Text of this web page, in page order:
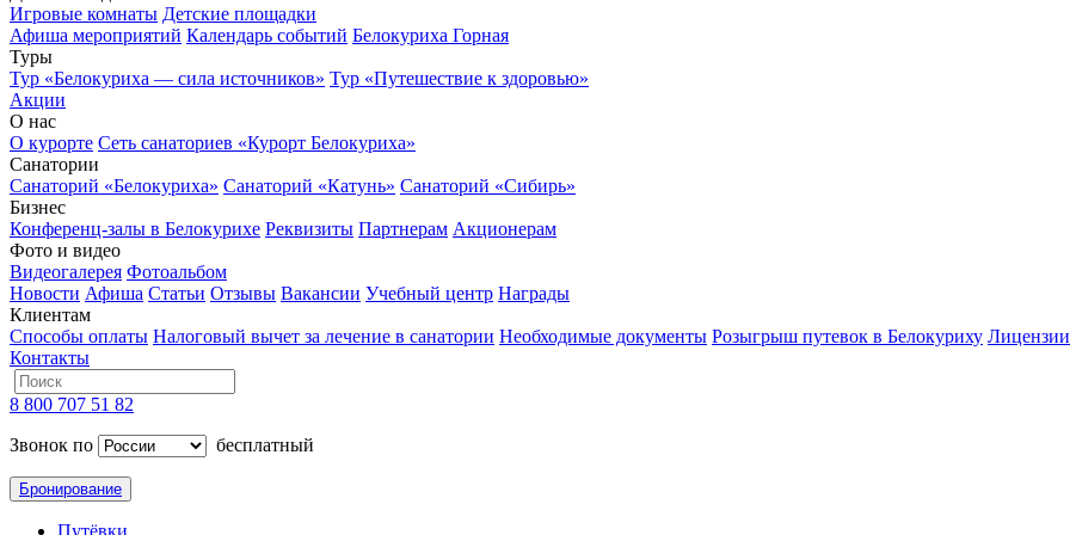
Игровые комнаты Детские площадки
Афиша мероприятий Календарь событий Белокуриха Горная
Туры
Тур «Белокуриха — сила источников» Тур «Путешествие к здоровью»
Акции
О нас
О курорте Сеть санаториев «Курорт Белокуриха»
Санатории
Санаторий «Белокуриха» Санаторий «Катунь» Санаторий «Сибирь»
Бизнес
Конференц-залы в Белокурихе Реквизиты Партнерам Акционерам
Фото и видео
Видеогалерея Фотоальбом
Новости Афиша Статьи Отзывы Вакансии Учебный центр Награды
Клиентам
Способы оплаты Налоговый вычет за лечение в санатории Необходимые документы Розыгрыш путевок в Белокуриху
Контакты
8 800 707 51 82
Звонок по
бесплатный
Бронирование
Путёвки